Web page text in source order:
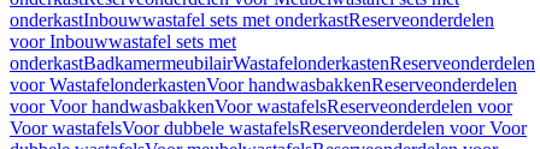
onderkastInbouwwastafel sets met onderkastReserveonderdelen
voor Inbouwwastafel sets met
onderkastBadkamermeubilairWastafelonderkastenReserveonderdelen
voor WastafelonderkastenVoor handwasbakkenReserveonderdelen
voor Voor handwasbakkenVoor wastafelsReserveonderdelen voor
Voor wastafelsVoor dubbele wastafelsReserveonderdelen voor Voor